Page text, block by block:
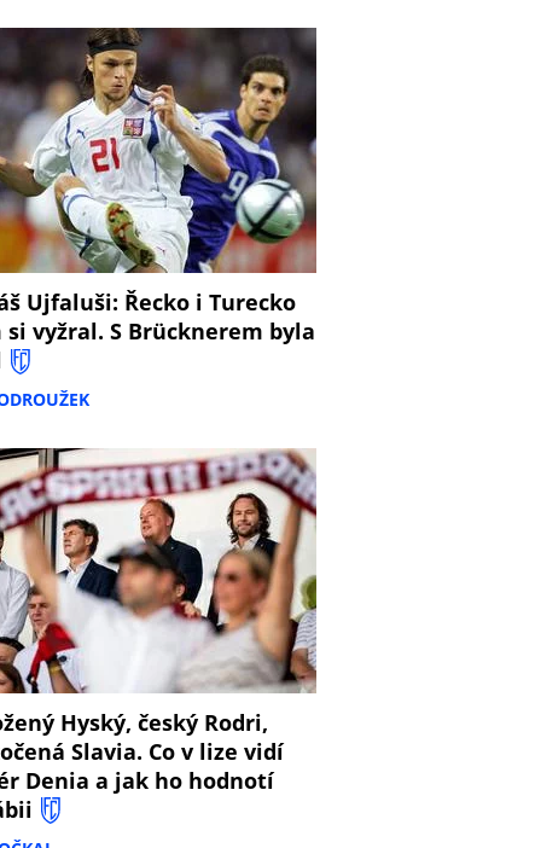
Ujfaluši: Řecko i Turecko
si vyžral. S Brücknerem byla
Hyský, český Rodri,
Slavia. Co v lize vidí
Denia a jak ho hodnotí
8